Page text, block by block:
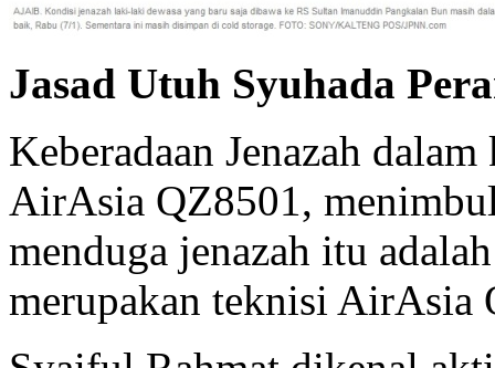
Jasad Utuh Syuhada
Keberadaan Jenazah
AirAsia QZ8501,
menduga jenazah itu
merupakan teknisi AirAsia